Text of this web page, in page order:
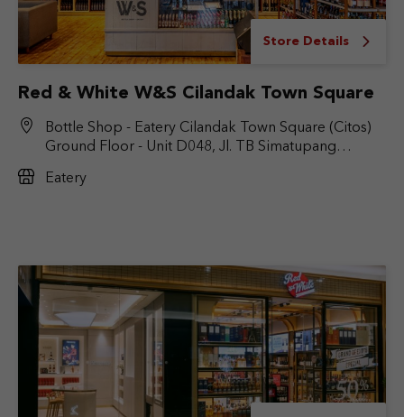
Store Details
Red & White W&S Cilandak Town Square
Bottle Shop - Eatery Cilandak Town Square (Citos)
Ground Floor - Unit D048, Jl. TB Simatupang
Jakarta Selatan, DKI Jakarta 12430
Eatery